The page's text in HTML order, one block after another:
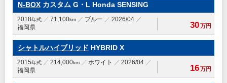
N-BOX カスタム G・L Honda SENSING
2018年式 71,100km ブルー
2026/04
福岡県
30万円
シャトルハイブリッド HYBRID X
2015年式 214,000km ホワイト
2026/04
福岡県
16万円